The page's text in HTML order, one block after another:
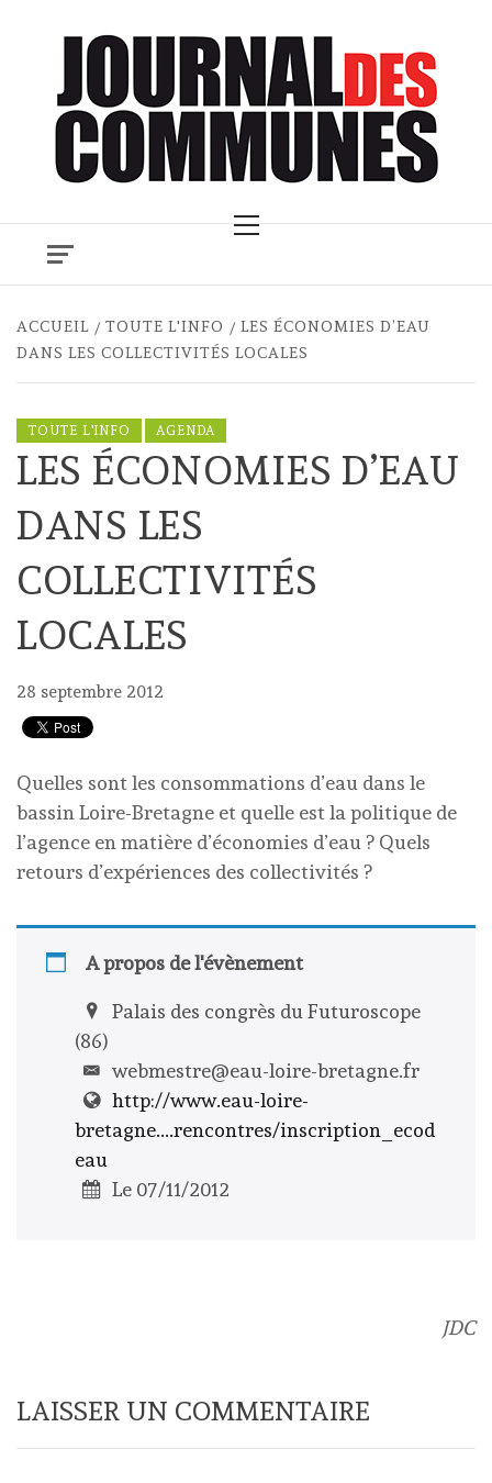
Menu
ACCUEIL TOUTE L'INFO
LES ÉCONOMIES D’EAU
DANS LES COLLECTIVITÉS LOCALES
TOUTE L'INFO AGENDA
LES ÉCONOMIES D’EAU
DANS LES
COLLECTIVITÉS
LOCALES
28 septembre 2012
Quelles sont les consommations d’eau dans le
bassin Loire-Bretagne et quelle est la politique de
l’agence en matière d’économies d’eau ? Quels
retours d’expériences des collectivités ?
A propos de l'évènement
Palais des congrès du Futuroscope
(86)
webmestre@eau-loire-bretagne.fr
http://www.eau-loire-
bretagne....rencontres/inscription_ecod
eau
Le 07/11/2012
JDC
LAISSER UN COMMENTAIRE